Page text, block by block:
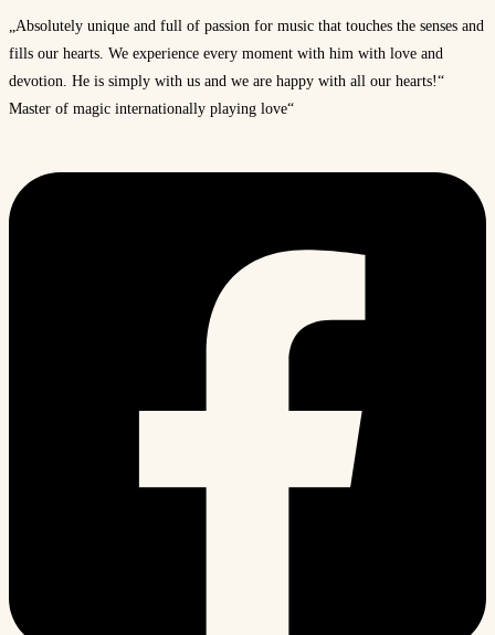
„Absolutely unique and full of passion for music that touches the senses and
fills our hearts. We experience every moment with him with love and
devotion. He is simply with us and we are happy with all our hearts!“
Master of magic internationally playing love“